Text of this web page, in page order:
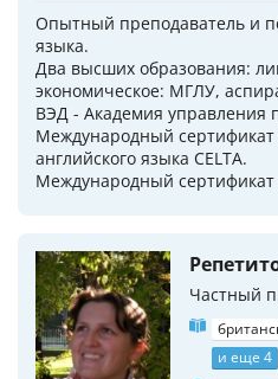
Опытный преподаватель и
языка.
Два высших образования:
экономическое: МГЛУ,
ВЭД - Академия управления
Международный сертификат
английского языка CELTA.
Международный сертификат
Частный
и еще 4